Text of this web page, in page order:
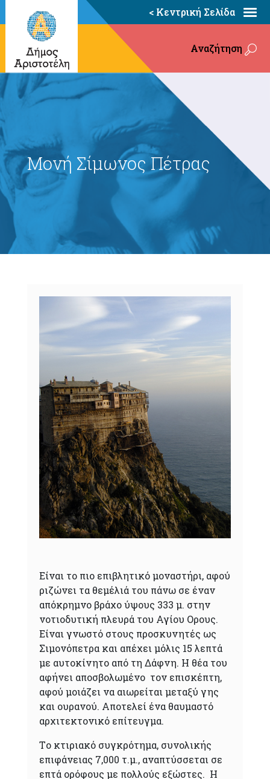
< Κεντρική Σελίδα
Αναζήτηση
Μονή Σίμωνος Πέτρας
Είναι το πιο επιβλητικό μοναστήρι, αφού
ριζώνει τα θεμέλιά του πάνω σε έναν
απόκρημνο βράχο ύψους 333 μ. στην
νοτιοδυτική πλευρά του Αγίου Ορους.
Είναι γνωστό στους προσκυνητές ως
Σιμονόπετρα και απέχει μόλις 15 λεπτά
με αυτοκίνητο από τη Δάφνη. Η θέα του
αφήνει αποσβολωμένο τον επισκέπτη,
αφού μοιάζει να αιωρείται μεταξύ γης
και ουρανού. Αποτελεί ένα θαυμαστό
αρχιτεκτονικό επίτευγμα.
Tο κτιριακό συγκρότημα, συνολικής
επιφάνειας 7,000 τ.μ., αναπτύσσεται σε
επτά ορόφους με πολλούς εξώστες. Η